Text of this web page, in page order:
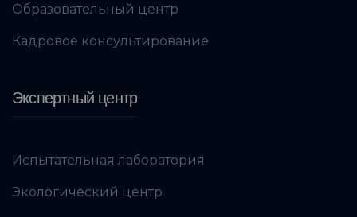
Образовательный центр
Кадровое консультирование
Экспертный центр
Испытательная лаборатория
Экологический центр